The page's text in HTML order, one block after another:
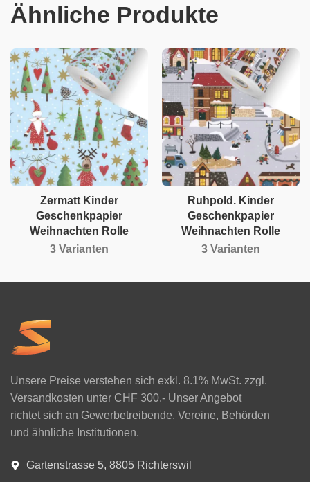
Ähnliche Produkte
Zermatt Kinder
Geschenkpapier
Weihnachten Rolle
3 Varianten
Ruhpold. Kinder
Geschenkpapier
Weihnachten Rolle
3 Varianten
Unsere Preise verstehen sich exkl. 8.1% MwSt. zzgl.
Versandkosten unter CHF 300.- Unser Angebot
richtet sich an Gewerbetreibende, Vereine, Behörden
und ähnliche Institutionen.
Gartenstrasse 5, 8805 Richterswil